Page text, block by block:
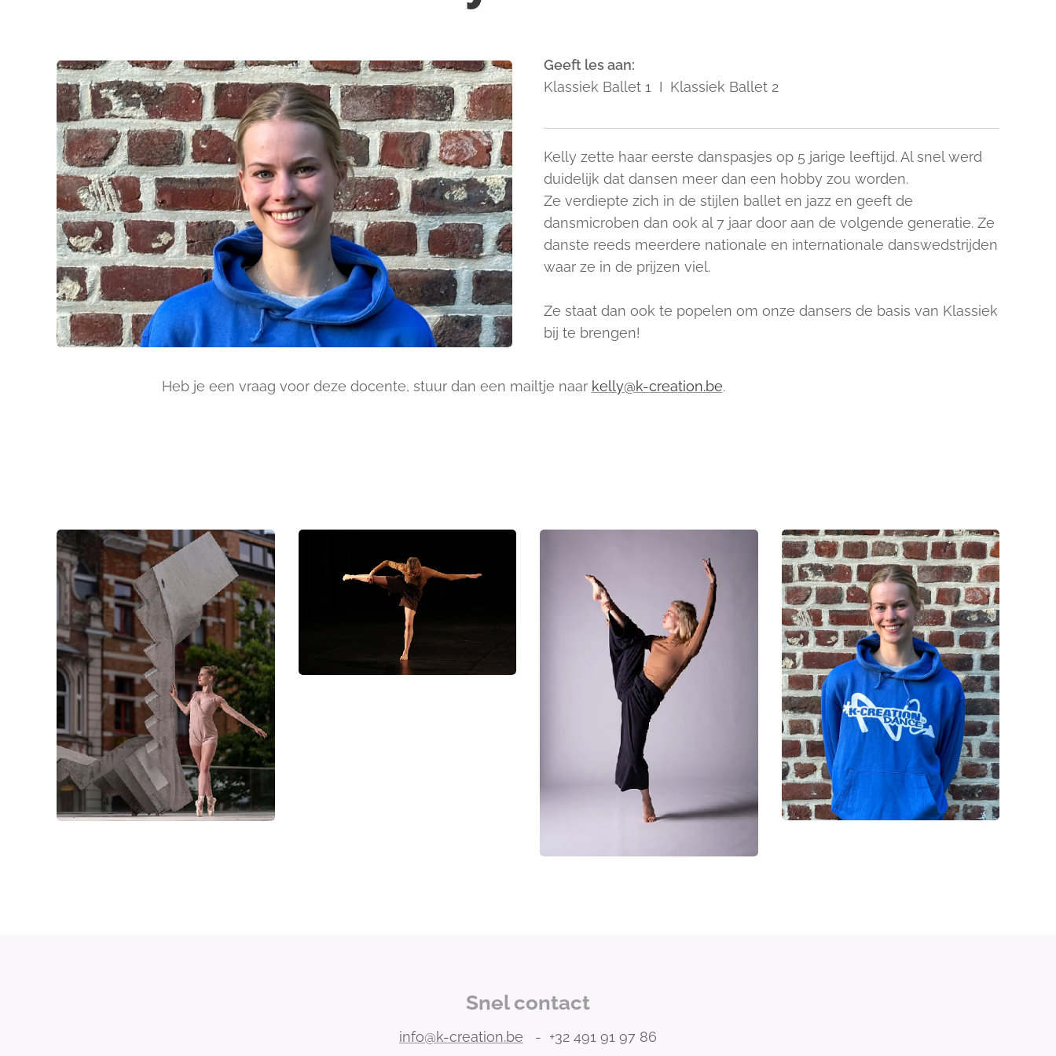
Geeft les aan:
Klassiek Ballet 1 I Klassiek Ballet 2
Kelly zette haar eerste danspasjes op 5 jarige leeftijd. Al snel werd
duidelijk dat dansen meer dan een hobby zou worden.
Ze verdiepte zich in de stijlen ballet en jazz en geeft de
dansmicroben dan ook al 7 jaar door aan de volgende generatie. Ze
danste reeds meerdere nationale en internationale danswedstrijden
waar ze in de prijzen viel.
Ze staat dan ook te popelen om onze dansers de basis van Klassiek
bij te brengen!
Heb je een vraag voor deze docente, stuur dan een mailtje naar kelly@k-creation.be.
Snel contact
info@k-creation.be - +32 491 91 97 86